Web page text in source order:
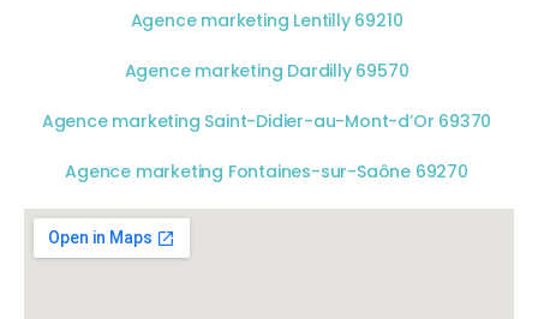
Agence marketing Lentilly 69210
Agence marketing Dardilly 69570
Agence marketing Saint-Didier-au-Mont-d’Or 69370
Agence marketing Fontaines-sur-Saône 69270